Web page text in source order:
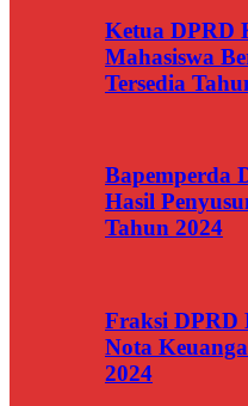
Ketua DPRD
Mahasiswa
Tersedia
Bapemperda
Hasil
Tahun 2024
Fraksi DPRD
Nota
2024